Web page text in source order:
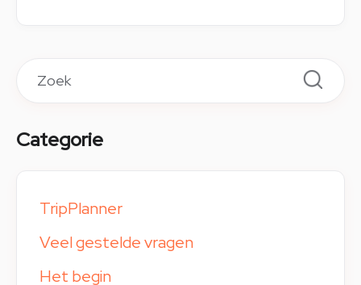
Categorie
TripPlanner
Veel gestelde vragen
Het begin